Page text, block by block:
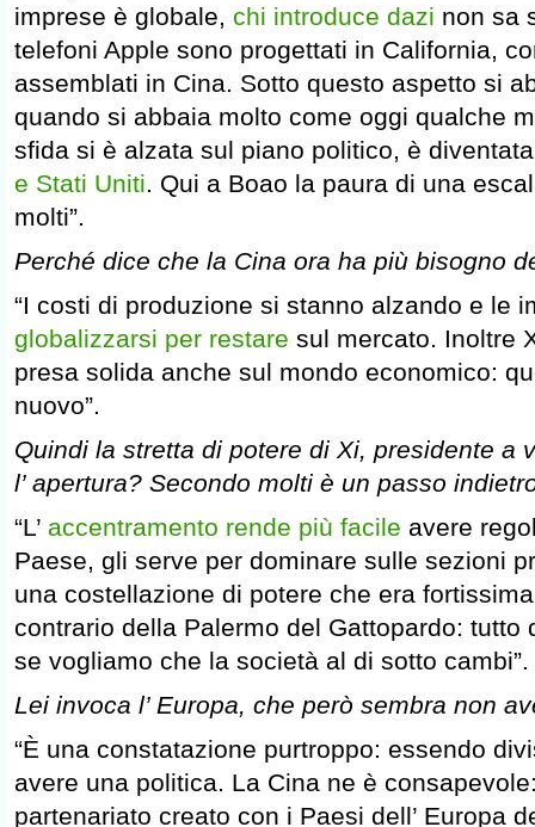
imprese è globale, chi introduce dazi non sa
telefoni Apple sono progettati in California,
assemblati in Cina. Sotto questo aspetto si
quando si abbaia molto come oggi qualche
sfida si è alzata sul piano politico, è
e Stati Uniti. Qui a Boao la paura di una
molti”.
Perché dice che la Cina ora ha più bisogno
“I costi di produzione si stanno alzando e le
globalizzarsi per restare sul mercato. Inoltre
presa solida anche sul mondo economico:
nuovo”.
Quindi la stretta di potere di Xi, presidente a
l’ apertura? Secondo molti è un passo
“L’ accentramento rende più facile avere
Paese, gli serve per dominare sulle sezioni
una costellazione di potere che era
contrario della Palermo del Gattopardo: tutto
se vogliamo che la società al di sotto cambi”.
Lei invoca l’ Europa, che però sembra non
“È una constatazione purtroppo: essendo
avere una politica. La Cina ne è
partenariato creato con i Paesi dell’ Europa